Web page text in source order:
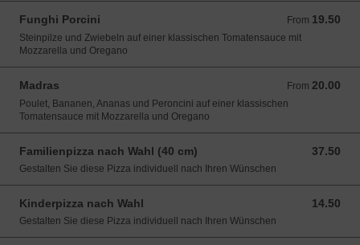
Funghi Porcini From 19.50
From 19.50 CHF
Steinpilze und Zwiebeln auf einer klassischen Tomatensauce mit
Mozzarella und Oregano
Madras From 20.00
From 20.00 CHF
Poulet, Bananen, Ananas und Peroncini auf einer klassischen
Tomatensauce mit Mozzarella und Oregano
Familienpizza nach Wahl (40 cm) 37.50
37.50 CHF
Gestalten Sie diese Pizza individuell nach Ihren Wünschen
Kinderpizza nach Wahl 14.50
14.50 CHF
Gestalten Sie diese Pizza individuell nach Ihren Wünschen